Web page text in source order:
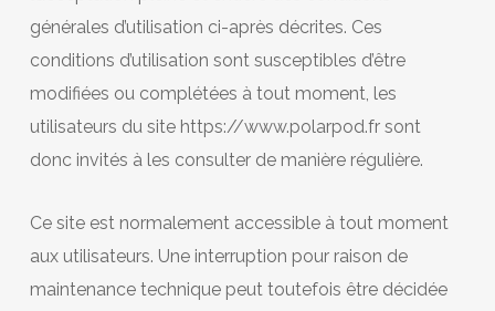
générales d’utilisation ci-après décrites. Ces
conditions d’utilisation sont susceptibles d’être
modifiées ou complétées à tout moment, les
utilisateurs du site https://www.polarpod.fr sont
donc invités à les consulter de manière régulière.
Ce site est normalement accessible à tout moment
aux utilisateurs. Une interruption pour raison de
maintenance technique peut toutefois être décidée